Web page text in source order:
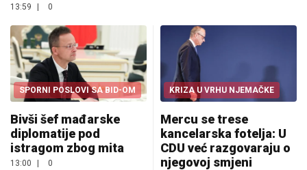
13:59 0
SPORNI POSLOVI SA BID-OM
Bivši šef mađarske
diplomatije pod
istragom zbog mita
13:00 0
KRIZA U VRHU NJEMAČKE
Mercu se trese
kancelarska fotelja: U
CDU već razgovaraju o
njegovoj smjeni